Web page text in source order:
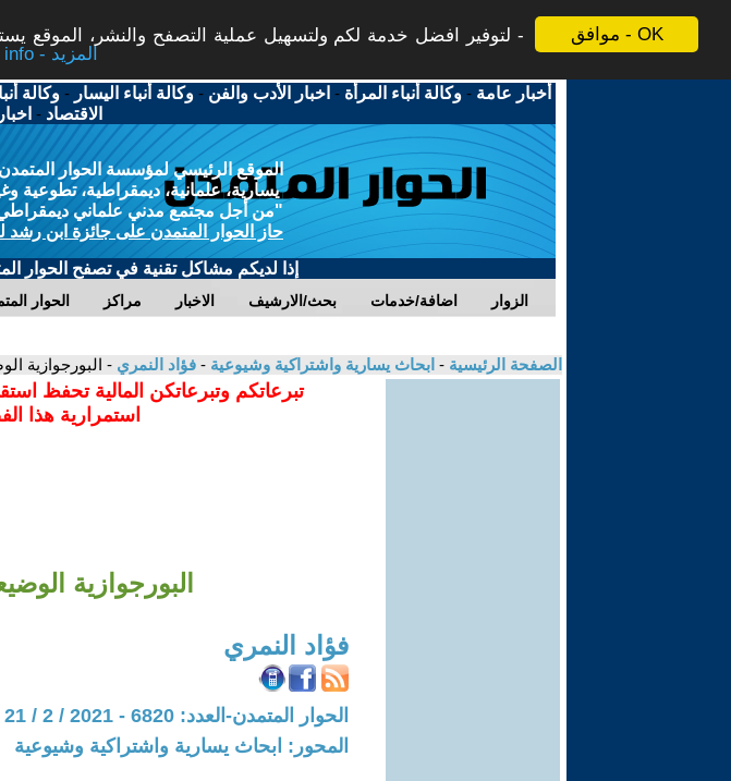
موافق - OK
لتوفير افضل خدمة لكم ولتسهيل عملية التصفح والنشر، الموقع
More info - المزيد
أخبار عامة -وكالة أنباء المرأة - اخبار الأدب والفن -وكالة أنباء اليسار -وكالة
الاقتصاد -
الموقع الرئيسي لمؤسسة الحوار المتمدن
يسارية، علمانية، ديمقراطية، تطوعية
"من أجل مجتمع مدني علماني ديمقراطي
حاز الحوار المتمدن على جائزة ابن رشد
إذا لديكم مشاكل تقنية في تصفح الحوار
الحوار مراكز الاخبار بحث/الارشيف اضافة/خدمات الزوار
الصفحة الرئيسية - ابحاث يسارية واشتراكية وشيوعية - فؤاد النمري - البورجوازية
تبرعاتكم وتبرعاتكن المالية تحفظ
استمرارية هذا
البورجوازية
فؤاد النمري
الحوار المتمدن-العدد: 6820 - 2021 / 2 / 21 - 19:42
المحور: ابحاث يسارية واشتراكية وشيوعية